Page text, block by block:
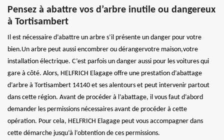
Pensez à abattre vos d’arbre inutile ou dangereux
à Tortisambert
Il est nécessaire d’abattre un arbre s’il présente un danger pour votre
bien.Un arbre peut aussi encombrer ou dérangervotre maison,votre
installation électrique. C’est parfois un danger aussi pour les voitures qui
gare à côté. Alors, HELFRICH Elagage offre une prestation d’abattage
d’arbre à Tortisambert 14140 et ses alentours et peut intervenir partout
dans cette région. Avant de procéder à l’abattage, il vous faut d’abord
demander les permissions nécessaires avant de procéder à cette
opération. Pour cela, HELFRICH Elagage peut vous accompagner dans
cette démarche jusqu’à l’obtention de ces permissions.